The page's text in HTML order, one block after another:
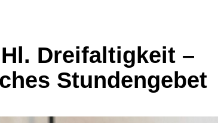
Dreifaltigkeit –
Stundengebet